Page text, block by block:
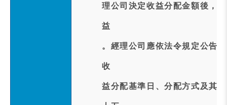
理公司決定收益分配金額後，
益
。經理公司應依法令規定公告
收
益分配基準日、分配方式及其